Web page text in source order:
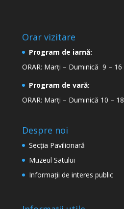
Orar vizitare
Program de iarnă:
ORAR: Marți – Duminică 9 – 16
Program de vară:
ORAR: Marți – Duminică 10 – 18
Despre noi
Secţia Pavilionară
Muzeul Satului
Informaţii de interes public